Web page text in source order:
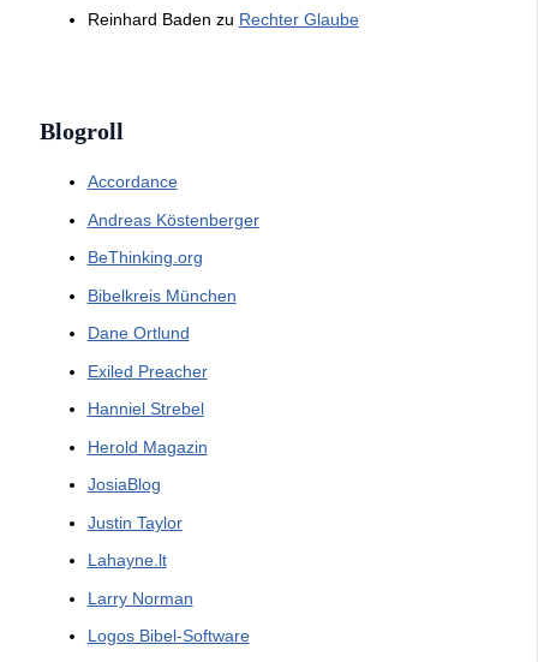
Reinhard Baden zu Rechter Glaube
Blogroll
Accordance
Andreas Köstenberger
BeThinking.org
Bibelkreis München
Dane Ortlund
Exiled Preacher
Hanniel Strebel
Herold Magazin
JosiaBlog
Justin Taylor
Lahayne.lt
Larry Norman
Logos Bibel-Software